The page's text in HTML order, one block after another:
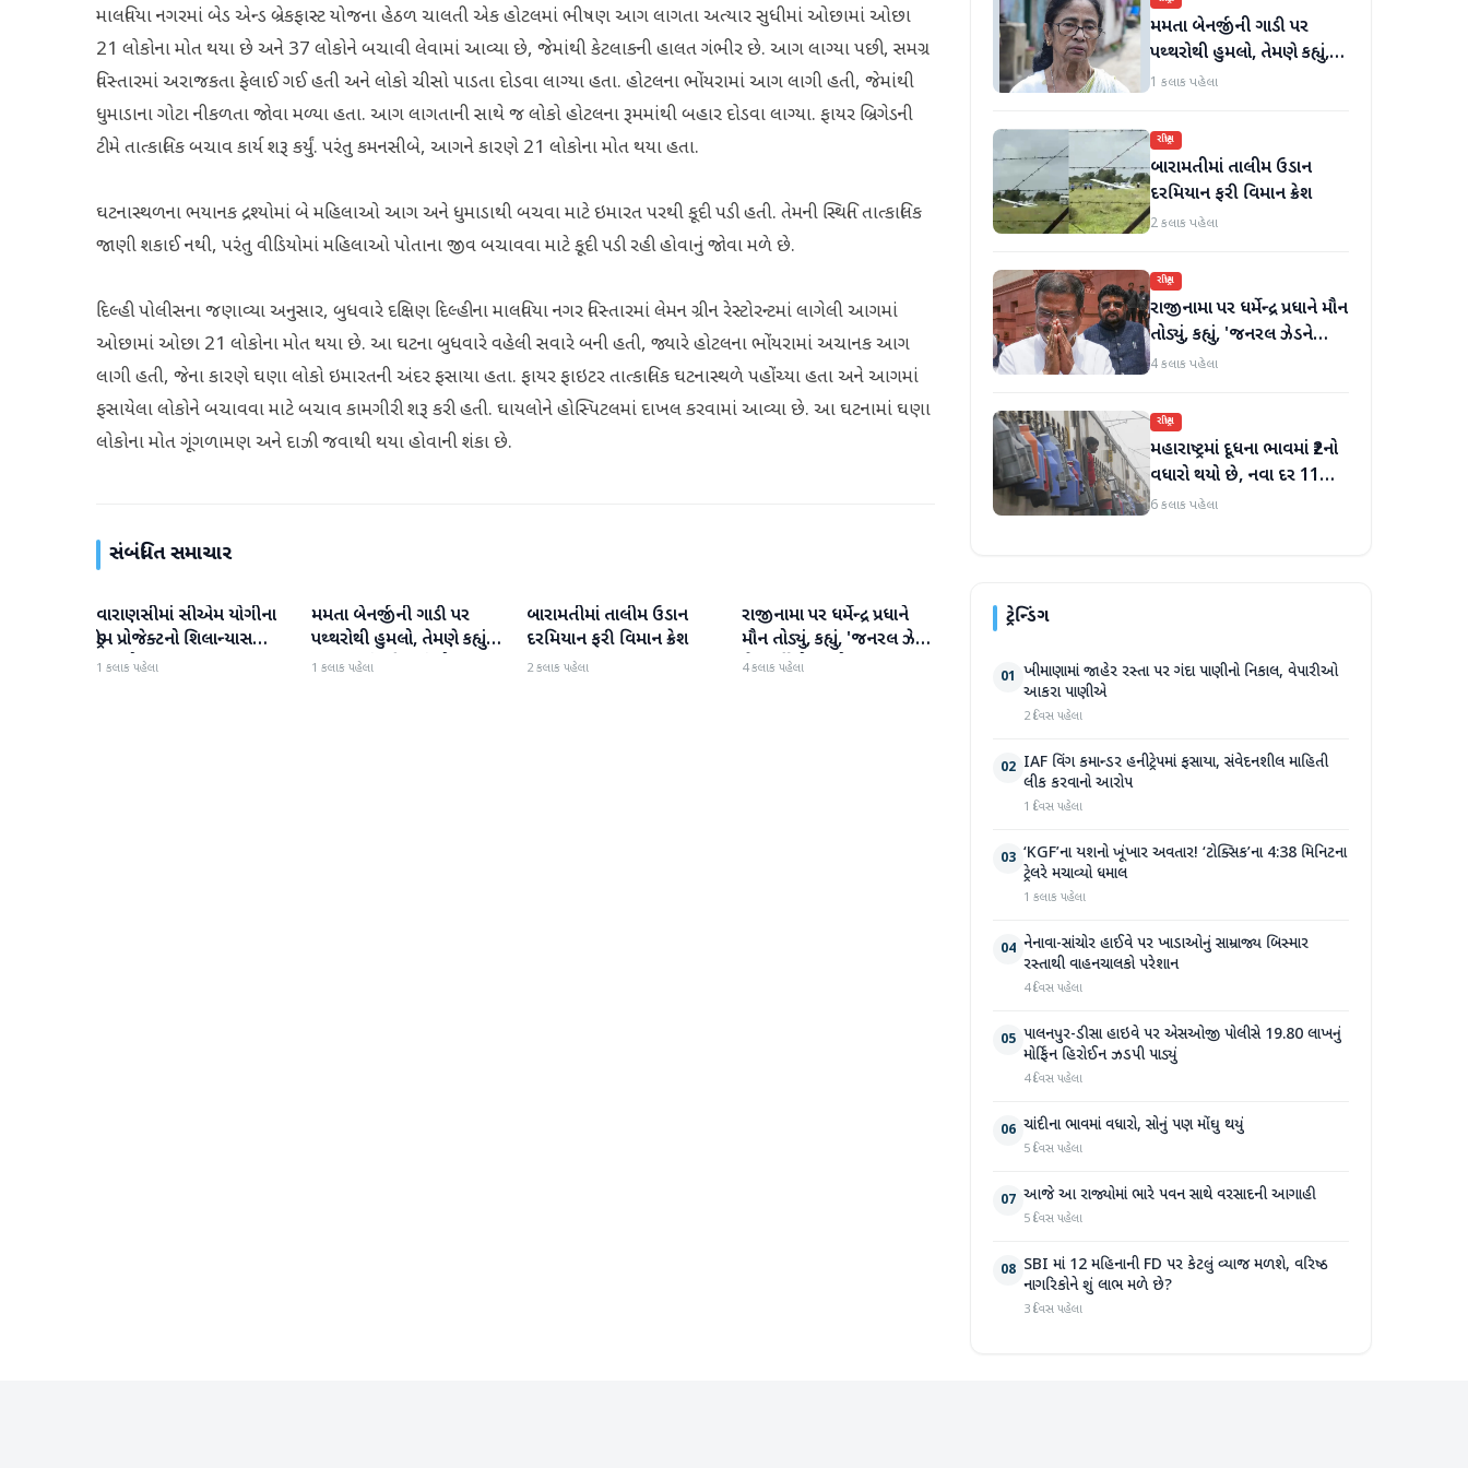
માલવિયા નગરમાં બેડ એન્ડ બ્રેકફાસ્ટ યોજના હેઠળ ચાલતી એક હોટલમાં ભીષણ આગ લાગતા અત્યાર સુધીમાં ઓછામાં ઓછા
21 લોકોના મોત થયા છે અને 37 લોકોને બચાવી લેવામાં આવ્યા છે, જેમાંથી કેટલાકની હાલત ગંભીર છે. આગ લાગ્યા પછી, સમગ્ર
વિસ્તારમાં અરાજકતા ફેલાઈ ગઈ હતી અને લોકો ચીસો પાડતા દોડવા લાગ્યા હતા. હોટલના ભોંયરામાં આગ લાગી હતી, જેમાંથી
ધુમાડાના ગોટા નીકળતા જોવા મળ્યા હતા. આગ લાગતાની સાથે જ લોકો હોટલના રૂમમાંથી બહાર દોડવા લાગ્યા. ફાયર બ્રિગેડની
ટીમે તાત્કાલિક બચાવ કાર્ય શરૂ કર્યું. પરંતુ કમનસીબે, આગને કારણે 21 લોકોના મોત થયા હતા.
ઘટનાસ્થળના ભયાનક દ્રશ્યોમાં બે મહિલાઓ આગ અને ધુમાડાથી બચવા માટે ઇમારત પરથી કૂદી પડી હતી. તેમની સ્થિતિ તાત્કાલિક
જાણી શકાઈ નથી, પરંતુ વીડિયોમાં મહિલાઓ પોતાના જીવ બચાવવા માટે કૂદી પડી રહી હોવાનું જોવા મળે છે.
દિલ્હી પોલીસના જણાવ્યા અનુસાર, બુધવારે દક્ષિણ દિલ્હીના માલવિયા નગર વિસ્તારમાં લેમન ગ્રીન રેસ્ટોરન્ટમાં લાગેલી આગમાં
ઓછામાં ઓછા 21 લોકોના મોત થયા છે. આ ઘટના બુધવારે વહેલી સવારે બની હતી, જ્યારે હોટલના ભોંયરામાં અચાનક આગ
લાગી હતી, જેના કારણે ઘણા લોકો ઇમારતની અંદર ફસાયા હતા. ફાયર ફાઇટર તાત્કાલિક ઘટનાસ્થળે પહોંચ્યા હતા અને આગમાં
ફસાયેલા લોકોને બચાવવા માટે બચાવ કામગીરી શરૂ કરી હતી. ઘાયલોને હોસ્પિટલમાં દાખલ કરવામાં આવ્યા છે. આ ઘટનામાં ઘણા
લોકોના મોત ગૂંગળામણ અને દાઝી જવાથી થયા હોવાની શંકા છે.
સંબંધિત સમાચાર
રાષ્ટ્રીય
વારાણસીમાં સીએમ યોગીના
ડ્રીમ પ્રોજેક્ટનો શિલાન્યાસ
સમારોહ
1 કલાક પહેલા
રાષ્ટ્રીય
મમતા બેનર્જીની ગાડી પર
પથ્થરોથી હુમલો, તેમણે કહ્યું,
'મારું માથું ફૂટી ગયું હોત'
1 કલાક પહેલા
રાષ્ટ્રીય
બારામતીમાં તાલીમ ઉડાન
દરમિયાન ફરી વિમાન ક્રેશ
2 કલાક પહેલા
રાષ્ટ્રીય
રાજીનામા પર ધર્મેન્દ્ર પ્રધાને
મૌન તોડ્યું, કહ્યું, 'જનરલ ઝેડને
ગેરમાર્ગે દોરવાનો પ્રયાસ
4 કલાક પહેલા
મમતા બેનર્જીની ગાડી પર
પથ્થરોથી હુમલો, તેમણે કહ્યું,
'મારું માથું ફૂટી ગયું હોત'
1 કલાક પહેલા
રાષ્ટ્રીય
બારામતીમાં તાલીમ ઉડાન
દરમિયાન ફરી વિમાન ક્રેશ
2 કલાક પહેલા
રાષ્ટ્રીય
રાજીનામા પર ધર્મેન્દ્ર પ્રધાને મૌન
તોડ્યું, કહ્યું, 'જનરલ ઝેડને
ગેરમાર્ગે દોરવાનો પ્રયાસ
મહત્વનું નથી'
4 કલાક પહેલા
રાષ્ટ્રીય
મહારાષ્ટ્રમાં દૂધના ભાવમાં ₹2નો
વધારો થયો છે, નવા દર 11
ઓગસ્ટથી અમલમાં
6 કલાક પહેલા
ટ્રેન્ડિંગ
01 ખીમાણામાં જાહેર રસ્તા પર ગંદા પાણીનો નિકાલ, વેપારીઓ
આકરા પાણીએ
2 દિવસ પહેલા
02 IAF વિંગ કમાન્ડર હનીટ્રેપમાં ફસાયા, સંવેદનશીલ માહિતી
લીક કરવાનો આરોપ
1 દિવસ પહેલા
03 ‘KGF’ના યશનો ખૂંખાર અવતાર! ‘ટોક્સિક’ના 4:38 મિનિટના
ટ્રેલરે મચાવ્યો ધમાલ
1 કલાક પહેલા
04 નેનાવા-સાંચોર હાઈવે પર ખાડાઓનું સામ્રાજ્ય બિસ્માર
રસ્તાથી વાહનચાલકો પરેશાન
4 દિવસ પહેલા
05 પાલનપુર-ડીસા હાઇવે પર એસઓજી પોલીસે 19.80 લાખનું
મોર્ફિન હિરોઈન ઝડપી પાડ્યું
4 દિવસ પહેલા
06 ચાંદીના ભાવમાં વધારો, સોનું પણ મોંઘુ થયું
5 દિવસ પહેલા
07 આજે આ રાજ્યોમાં ભારે પવન સાથે વરસાદની આગાહી
5 દિવસ પહેલા
08 SBI માં 12 મહિનાની FD પર કેટલું વ્યાજ મળશે, વરિષ્ઠ
નાગરિકોને શું લાભ મળે છે?
3 દિવસ પહેલા